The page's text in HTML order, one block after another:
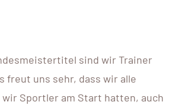
sind wir Trainer
freut uns sehr, dass wir alle
Sportler am Start hatten, auch